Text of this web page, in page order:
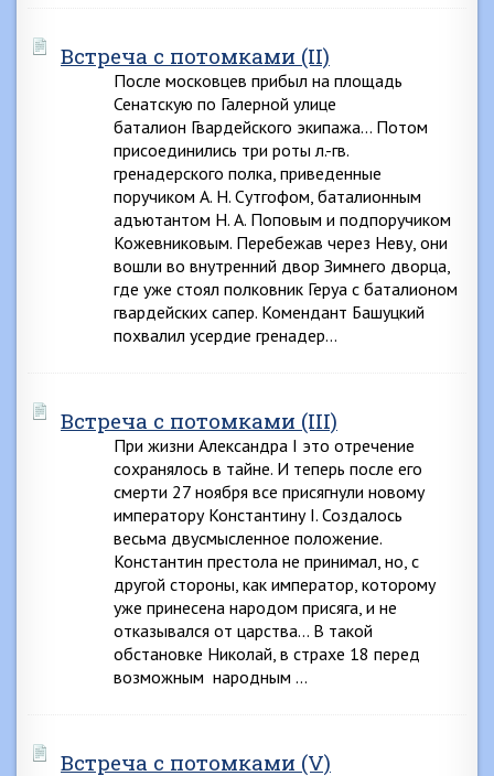
Встреча с потомками (II)
После московцев прибыл на площадь
Сенатскую по Галерной улице
баталион Гвардейского экипажа… Потом
присоединились три роты л.-гв.
гренадерского полка, приведенные
поручиком А. Н. Сутгофом, баталионным
адъютантом Н. А. Поповым и подпоручиком
Кожевниковым. Перебежав через Неву, они
вошли во внутренний двор Зимнего дворца,
где уже стоял полковник Геруа с баталионом
гвардейских сапер. Комендант Башуцкий
похвалил усердие гренадер…
Встреча с потомками (III)
При жизни Александра I это отречение
сохранялось в тайне. И теперь после его
смерти 27 ноября все присягнули новому
императору Константину I. Создалось
весьма двусмысленное положение.
Константин престола не принимал, но, с
другой стороны, как император, которому
уже принесена народом присяга, и не
отказывался от царства… В такой
обстановке Николай, в страхе 18 перед
возможным народным …
Встреча с потомками (V)